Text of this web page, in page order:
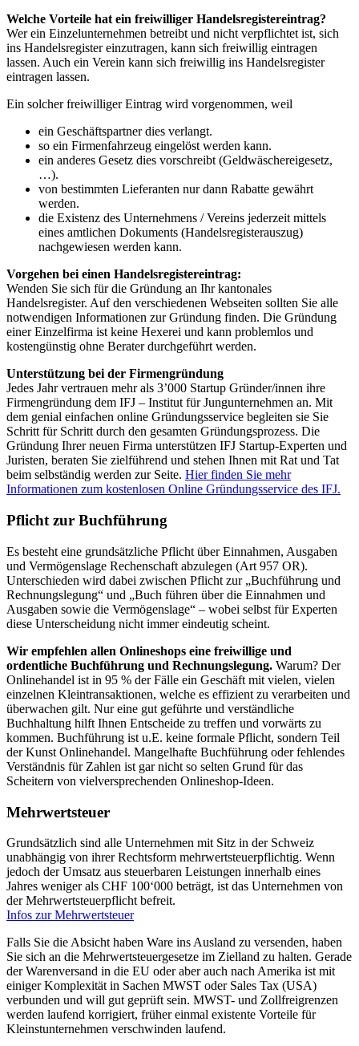
Welche Vorteile hat ein freiwilliger Handelsregistereintrag?
Wer ein Einzelunternehmen betreibt und nicht verpflichtet ist, sich
ins Handelsregister einzutragen, kann sich freiwillig eintragen
lassen. Auch ein Verein kann sich freiwillig ins Handelsregister
eintragen lassen.
Ein solcher freiwilliger Eintrag wird vorgenommen, weil
ein Geschäftspartner dies verlangt.
so ein Firmenfahrzeug eingelöst werden kann.
ein anderes Gesetz dies vorschreibt (Geldwäschereigesetz,
…).
von bestimmten Lieferanten nur dann Rabatte gewährt
werden.
die Existenz des Unternehmens / Vereins jederzeit mittels
eines amtlichen Dokuments (Handelsregisterauszug)
nachgewiesen werden kann.
Vorgehen bei einen Handelsregistereintrag:
Wenden Sie sich für die Gründung an Ihr kantonales
Handelsregister. Auf den verschiedenen Webseiten sollten Sie alle
notwendigen Informationen zur Gründung finden. Die Gründung
einer Einzelfirma ist keine Hexerei und kann problemlos und
kostengünstig ohne Berater durchgeführt werden.
Unterstützung bei der Firmengründung
Jedes Jahr vertrauen mehr als 3’000 Startup Gründer/innen ihre
Firmengründung dem IFJ – Institut für Jungunternehmen an. Mit
dem genial einfachen online Gründungsservice begleiten sie Sie
Schritt für Schritt durch den gesamten Gründungsprozess. Die
Gründung Ihrer neuen Firma unterstützen IFJ Startup-Experten und
Juristen, beraten Sie zielführend und stehen Ihnen mit Rat und Tat
beim selbständig werden zur Seite. Hier finden Sie mehr
Informationen zum kostenlosen Online Gründungsservice des IFJ.
Pflicht zur Buchführung
Es besteht eine grundsätzliche Pflicht über Einnahmen, Ausgaben
und Vermögenslage Rechenschaft abzulegen (Art 957 OR).
Unterschieden wird dabei zwischen Pflicht zur „Buchführung und
Rechnungslegung“ und „Buch führen über die Einnahmen und
Ausgaben sowie die Vermögenslage“ – wobei selbst für Experten
diese Unterscheidung nicht immer eindeutig scheint.
Wir empfehlen allen Onlineshops eine freiwillige und
ordentliche Buchführung und Rechnungslegung. Warum? Der
Onlinehandel ist in 95 % der Fälle ein Geschäft mit vielen, vielen
einzelnen Kleintransaktionen, welche es effizient zu verarbeiten und
überwachen gilt. Nur eine gut geführte und verständliche
Buchhaltung hilft Ihnen Entscheide zu treffen und vorwärts zu
kommen. Buchführung ist u.E. keine formale Pflicht, sondern Teil
der Kunst Onlinehandel. Mangelhafte Buchführung oder fehlendes
Verständnis für Zahlen ist gar nicht so selten Grund für das
Scheitern von vielversprechenden Onlineshop-Ideen.
Mehrwertsteuer
Grundsätzlich sind alle Unternehmen mit Sitz in der Schweiz
unabhängig von ihrer Rechtsform mehrwertsteuerpflichtig. Wenn
jedoch der Umsatz aus steuerbaren Leistungen innerhalb eines
Jahres weniger als CHF 100‘000 beträgt, ist das Unternehmen von
der Mehrwertsteuerpflicht befreit.
Infos zur Mehrwertsteuer
Falls Sie die Absicht haben Ware ins Ausland zu versenden, haben
Sie sich an die Mehrwertsteuergesetze im Zielland zu halten. Gerade
der Warenversand in die EU oder aber auch nach Amerika ist mit
einiger Komplexität in Sachen MWST oder Sales Tax (USA)
verbunden und will gut geprüft sein. MWST- und Zollfreigrenzen
werden laufend korrigiert, früher einmal existente Vorteile für
Kleinstunternehmen verschwinden laufend.